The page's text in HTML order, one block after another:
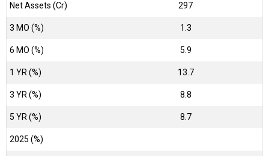
Net Assets (Cr) ₹297
3 MO (%) 1.3
6 MO (%) 5.9
1 YR (%) 13.7
3 YR (%) 8.8
5 YR (%) 8.7
2025 (%)